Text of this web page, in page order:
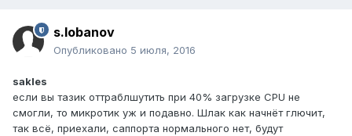
s.lobanov
Опубликовано 5 июля, 2016
sakles
если вы тазик оттраблшутить при 40% загрузке CPU не
смогли, то микротик уж и подавно. Шлак как начнёт глючит,
так всё, приехали, саппорта нормального нет, будут